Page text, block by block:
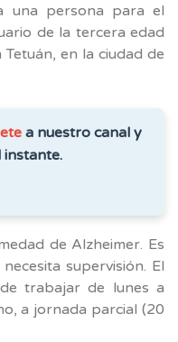
una persona para el
de la tercera edad
en la ciudad de
a nuestro canal y
de Alzheimer. Es
supervisión. El
trabajar de lunes a
a jornada parcial (20